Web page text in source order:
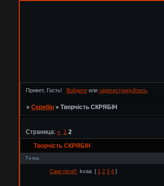
Привет, Гость! Войдитеили зарегистрируйтесь.
»Скрябін »Творчість СКРЯБІН
Творчість СКРЯБІН
Страница:« 1 2
Тема
Самі пісні!! kvaa [ 1 2 3 4 ]